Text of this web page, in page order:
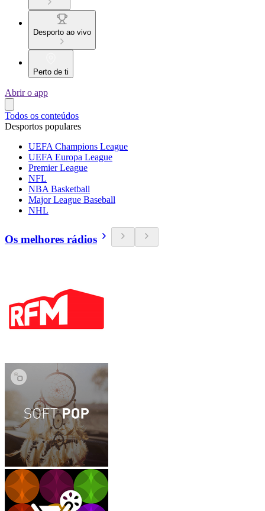
Desporto ao vivo
Perto de ti
Abrir o app
Todos os conteúdos
Desportos populares
UEFA Champions League
UEFA Europa League
Premier League
NFL
NBA Basketball
Major League Baseball
NHL
Os melhores rádios